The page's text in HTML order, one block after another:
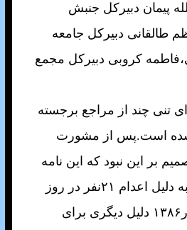
پيمان دبيرکل جنبش
طالقانی دبيرکل جامعه
کروبی دبيرکل مجمع
تنی چند از مراجع برجسته
شده است.پس از مشورت
بر اين نبود که اين نامه
سرگشاده شود اما به دليل اعدام ۲۱نفر در روز
چهارشنبه ۱۴شهريور۱۳۸۶ دليل ديگری برای